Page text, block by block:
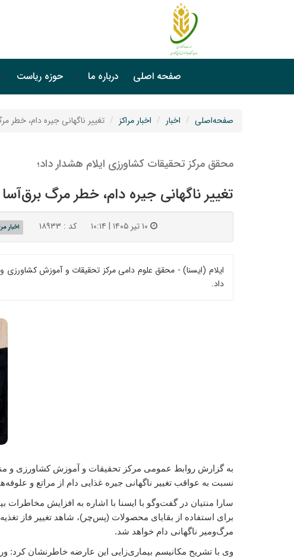
صفحه اصلی درباره ما حوزه ریاست
صفحه‌اصلی اخبار اخبار مراکز تغییر ناگهانی جیره دام، خطر
محقق مرکز تحقیقات کشاورزی ایلام هشدار داد؛
تغییر ناگهانی جیره دام، خطر مرگ
۱۰ تیر ۱۴۰۵ | ۱۰:۱۴ کد : ۱۸۹۳۳ اخبار
ایلام (ایسنا) - محقق علوم دامی مرکز تحقیقات و آموزش کشاورزی
داد.
به گزارش روابط عمومی مرکز تحقیقات و آموزش کشاورزی و
نسبت به عواقب تغییر ناگهانی جیره غذایی دام از مراتع و
سارا منتیان در گفت‌وگو با ایسنا با اشاره به افزایش
برای استفاده از بقایای محصولات (پس‌چر)، شاهد تغییر فاز
مرگ‌ومیر ناگهانی دام خواهد شد.
وی با تشریح مکانیسم بیماری‌زایی این عارضه خاطرنشان کرد: